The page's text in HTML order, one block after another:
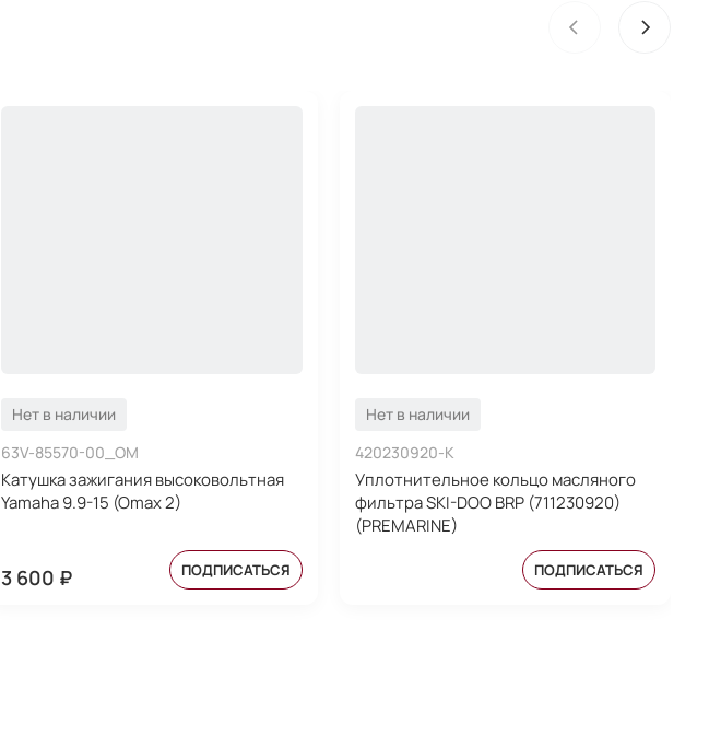
Нет в наличии
63V-85570-00_OM
Катушка зажигания высоковольтная
Yamaha 9.9-15 (Omax 2)
3 600 ₽ ПОДПИСАТЬСЯ
Нет в наличии
420230920-K
Уплотнительное кольцо масляного
фильтра SKI-DOO BRP (711230920)
(PREMARINE)
ПОДПИСАТЬСЯ